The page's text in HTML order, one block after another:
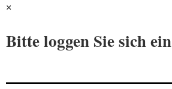
×
Bitte loggen Sie sich ein